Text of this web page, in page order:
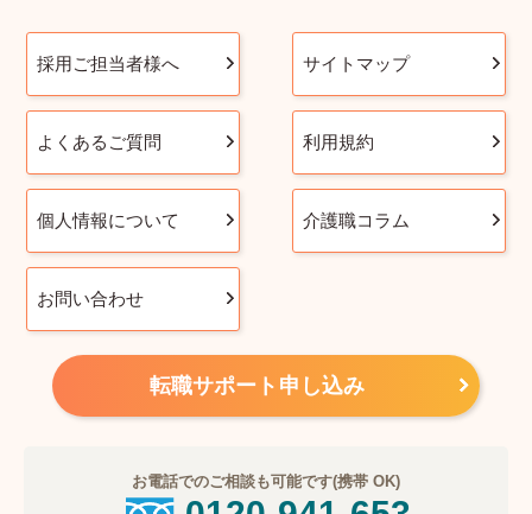
採用ご担当者様へ サイトマップ
よくあるご質問 利用規約
個人情報について 介護職コラム
お問い合わせ
転職サポート申し込み
お電話でのご相談も可能です(携帯 OK)